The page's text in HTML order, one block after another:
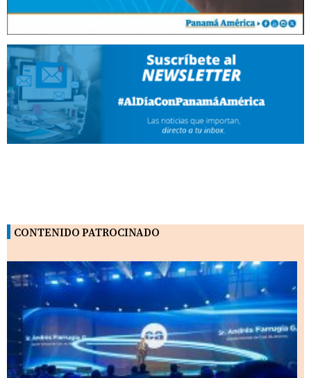
CONTENIDO PATROCINADO